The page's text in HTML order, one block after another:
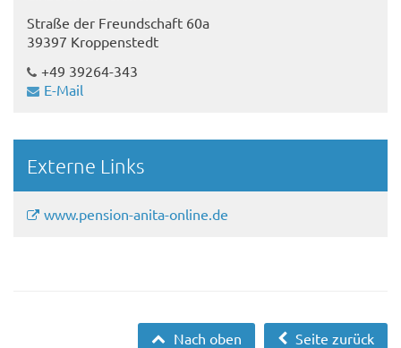
Straße der Freundschaft 60a
39397 Kroppenstedt
+49 39264-343
E-Mail
Externe Links
www.pension-anita-online.de
Seite zurück
Nach oben